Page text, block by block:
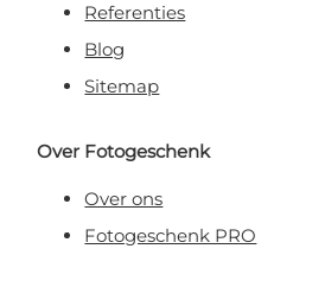
Referenties
Blog
Sitemap
Over Fotogeschenk
Over ons
Fotogeschenk PRO